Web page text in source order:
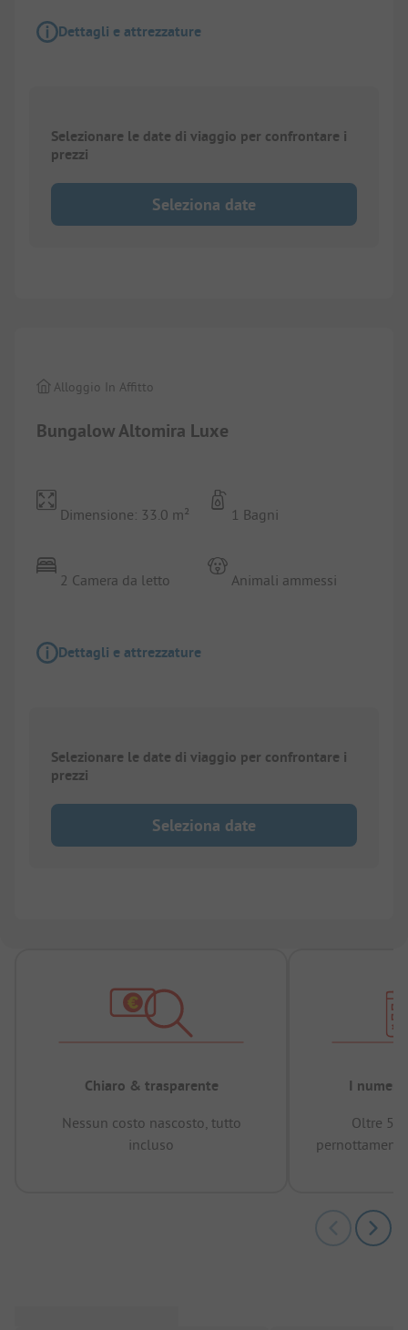
Dettagli e attrezzature
Selezionare le date di viaggio per confrontare i
prezzi
Seleziona date
Bungalow Altomira Luxe
Alloggio In Affitto
Dimensione: 33.0 m²
2 Camera da letto
1 Bagni
Animali ammessi
Dettagli e attrezzature
Selezionare le date di viaggio per confrontare i
prezzi
Seleziona date
Chiaro & trasparente
Nessun costo nascosto, tutto
incluso
I numeri
Oltre